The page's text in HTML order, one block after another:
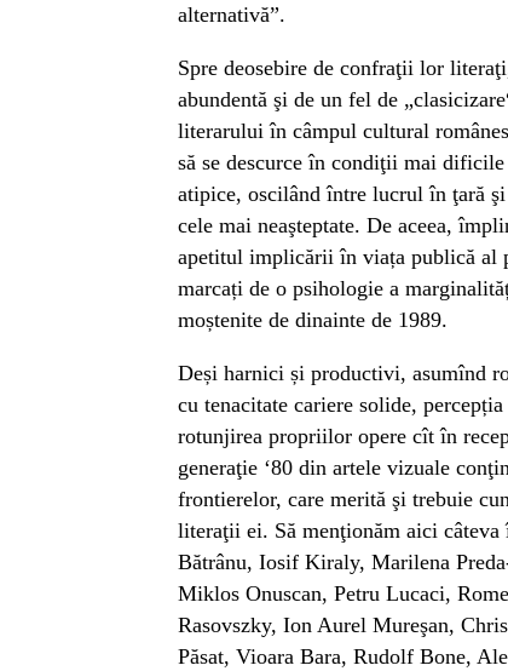
alternativă”.
Spre deosebire de confraţii lor
abundentă şi de un fel de
literarului în câmpul cultural
să se descurce în condiţii mai
atipice, oscilând între lucrul în ţară
cele mai neaşteptate. De aceea,
apetitul implicării în viața publică al
marcați de o psihologie a
moștenite de dinainte de 1989.
Deși harnici și productivi, asumînd
cu tenacitate cariere solide,
rotunjirea propriilor opere cît în
generaţie ‘80 din artele vizuale
frontierelor, care merită şi trebuie
literaţii ei. Să menţionăm aici
Bătrânu, Iosif Kiraly, Marilena
Miklos Onuscan, Petru Lucaci,
Rasovszky, Ion Aurel Mureşan,
Păsat, Vioara Bara, Rudolf Bone,